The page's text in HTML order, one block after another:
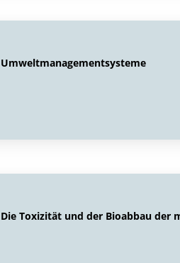
Umweltmanagementsysteme
Die Toxizität und der Bioabbau der